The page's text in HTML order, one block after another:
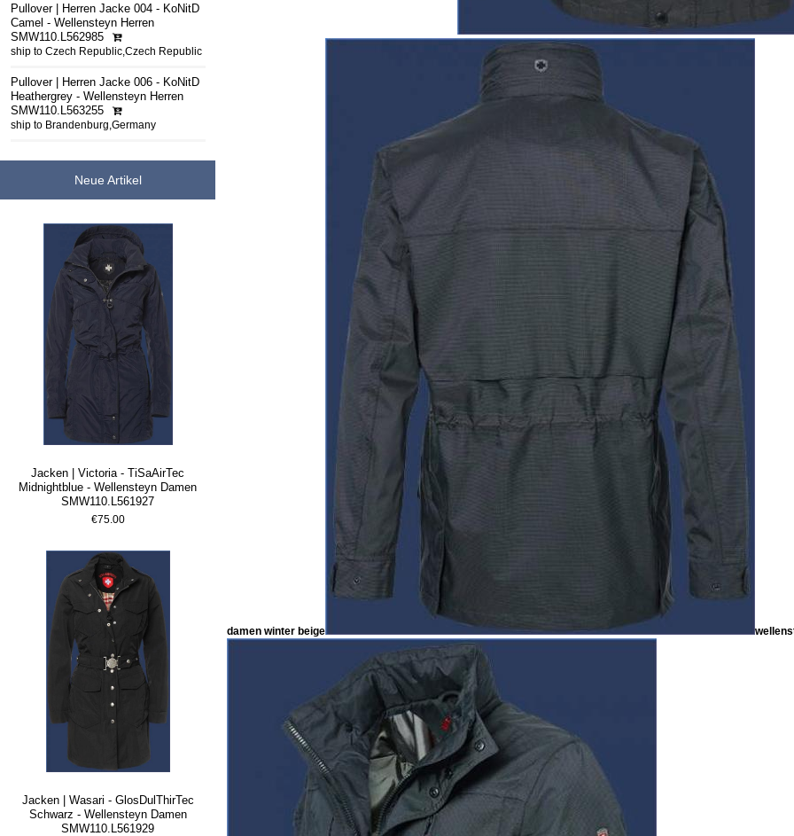
Pullover | Herren Jacke 004 - KoNitD
Camel - Wellensteyn Herren
SMW110.L562985
ship to Czech Republic,Czech Republic
Pullover | Herren Jacke 006 - KoNitD
Heathergrey - Wellensteyn Herren
SMW110.L563255
ship to Brandenburg,Germany
Neue Artikel
Jacken | Victoria - TiSaAirTec
Midnightblue - Wellensteyn Damen
SMW110.L561927
€75.00
Jacken | Wasari - GlosDulThirTec
Schwarz - Wellensteyn Damen
SMW110.L561929
damen winter beige